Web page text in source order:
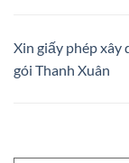
Xin giấy phép xây
gói Thanh Xuân